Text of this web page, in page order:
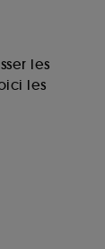
les
les
en ligne
tout
Si vous